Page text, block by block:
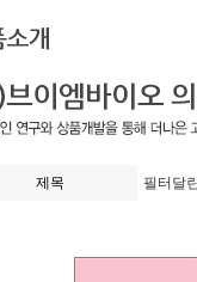
제목 필터달